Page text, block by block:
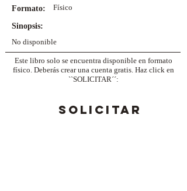
Formato: Físico
Sinopsis:
No disponible
Este libro solo se encuentra disponible en formato
físico. Deberás crear una cuenta gratis. Haz click en
``SOLICITAR´´:
SOLICITAR